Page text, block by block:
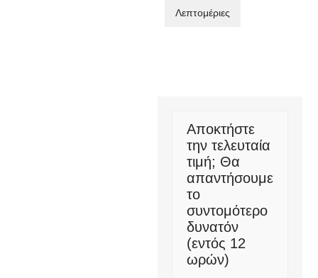
Λεπτομέριες
Αποκτήστε
την τελευταία
τιμή; Θα
απαντήσουμε
το
συντομότερο
δυνατόν
(εντός 12
ωρών)